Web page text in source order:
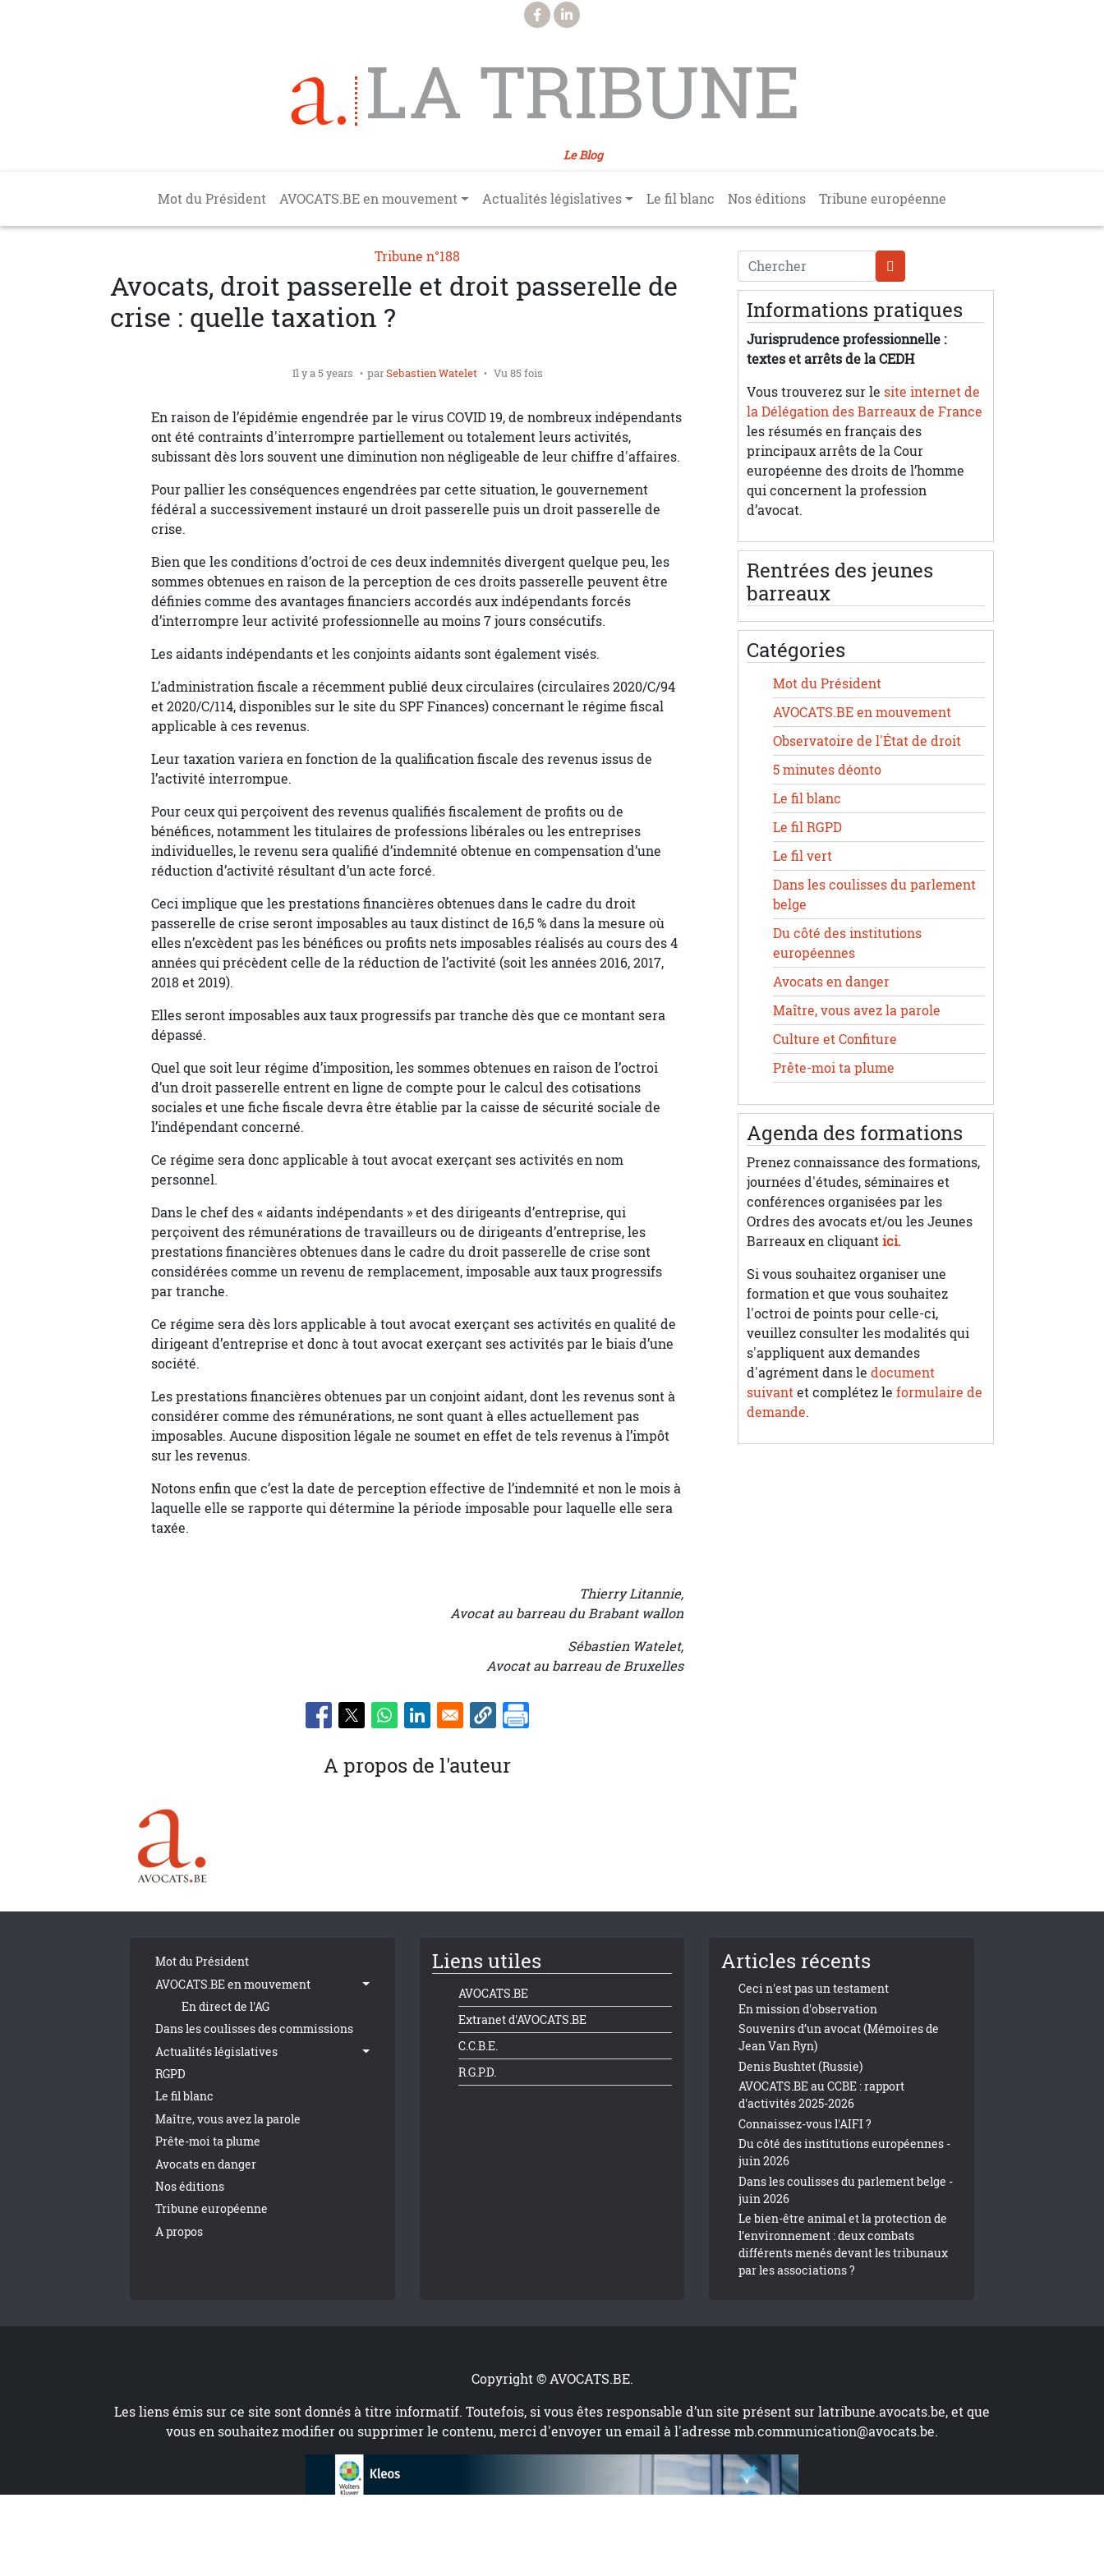
LA TRIBUNE
Le Blog
Main navigation
Mot du Président AVOCATS.BE en mouvement Actualités législatives Le fil blanc Nos éditions Tribune européenne
Tribune n°188
Avocats, droit passerelle et droit passerelle de
crise : quelle taxation ?
Il y a 5 years parSebastien Watelet Vu 85 fois
En raison de l’épidémie engendrée par le virus COVID 19, de nombreux indépendants
ont été contraints d'interrompre partiellement ou totalement leurs activités,
subissant dès lors souvent une diminution non négligeable de leur chiffre d'affaires.
Pour pallier les conséquences engendrées par cette situation, le gouvernement
fédéral a successivement instauré un droit passerelle puis un droit passerelle de
crise.
Bien que les conditions d’octroi de ces deux indemnités divergent quelque peu, les
sommes obtenues en raison de la perception de ces droits passerelle peuvent être
définies comme des avantages financiers accordés aux indépendants forcés
d’interrompre leur activité professionnelle au moins 7 jours consécutifs.
Les aidants indépendants et les conjoints aidants sont également visés.
L’administration fiscale a récemment publié deux circulaires (circulaires 2020/C/94
et 2020/C/114, disponibles sur le site du SPF Finances) concernant le régime fiscal
applicable à ces revenus.
Leur taxation variera en fonction de la qualification fiscale des revenus issus de
l’activité interrompue.
Pour ceux qui perçoivent des revenus qualifiés fiscalement de profits ou de
bénéfices, notamment les titulaires de professions libérales ou les entreprises
individuelles, le revenu sera qualifié d’indemnité obtenue en compensation d’une
réduction d’activité résultant d’un acte forcé.
Ceci implique que les prestations financières obtenues dans le cadre du droit
passerelle de crise seront imposables au taux distinct de 16,5 % dans la mesure où
elles n’excèdent pas les bénéfices ou profits nets imposables réalisés au cours des 4
années qui précèdent celle de la réduction de l’activité (soit les années 2016, 2017,
2018 et 2019).
Elles seront imposables aux taux progressifs par tranche dès que ce montant sera
dépassé.
Quel que soit leur régime d’imposition, les sommes obtenues en raison de l’octroi
d’un droit passerelle entrent en ligne de compte pour le calcul des cotisations
sociales et une fiche fiscale devra être établie par la caisse de sécurité sociale de
l’indépendant concerné.
Ce régime sera donc applicable à tout avocat exerçant ses activités en nom
personnel.
Dans le chef des « aidants indépendants » et des dirigeants d’entreprise, qui
perçoivent des rémunérations de travailleurs ou de dirigeants d’entreprise, les
prestations financières obtenues dans le cadre du droit passerelle de crise sont
considérées comme un revenu de remplacement, imposable aux taux progressifs
par tranche.
Ce régime sera dès lors applicable à tout avocat exerçant ses activités en qualité de
dirigeant d’entreprise et donc à tout avocat exerçant ses activités par le biais d’une
société.
Les prestations financières obtenues par un conjoint aidant, dont les revenus sont à
considérer comme des rémunérations, ne sont quant à elles actuellement pas
imposables. Aucune disposition légale ne soumet en effet de tels revenus à l’impôt
sur les revenus.
Notons enfin que c’est la date de perception effective de l’indemnité et non le mois à
laquelle elle se rapporte qui détermine la période imposable pour laquelle elle sera
taxée.
Thierry Litannie,
Avocat au barreau du Brabant wallon
Sébastien Watelet,
Avocat au barreau de Bruxelles
A propos de l'auteur
Chercher
Informations pratiques
Jurisprudence professionnelle :
textes et arrêts de la CEDH
Vous trouverez sur le site internet de
la Délégation des Barreaux de France
les résumés en français des
principaux arrêts de la Cour
européenne des droits de l’homme
qui concernent la profession
d’avocat.
Rentrées des jeunes
barreaux
Catégories
Mot du Président
AVOCATS.BE en mouvement
Observatoire de l'État de droit
5 minutes déonto
Le fil blanc
Le fil RGPD
Le fil vert
Dans les coulisses du parlement
belge
Du côté des institutions
européennes
Avocats en danger
Maître, vous avez la parole
Culture et Confiture
Prête-moi ta plume
Agenda des formations
Prenez connaissance des formations,
journées d'études, séminaires et
conférences organisées par les
Ordres des avocats et/ou les Jeunes
Barreaux en cliquantici.
Si vous souhaitez organiser une
formation et que vous souhaitez
l'octroi de points pour celle-ci,
veuillez consulter les modalités qui
s'appliquent aux demandes
d'agrément dans ledocument
suivantet complétez leformulaire de
demande.
Tribune Footer
Mot du Président
AVOCATS.BE en mouvement
En direct de l'AG
Dans les coulisses des commissions
Actualités législatives
RGPD
Le fil blanc
Maître, vous avez la parole
Prête-moi ta plume
Avocats en danger
Nos éditions
Tribune européenne
A propos
Liens utiles
AVOCATS.BE
Extranet d'AVOCATS.BE
C.C.B.E.
R.G.P.D.
Articles récents
Ceci n'est pas un testament
En mission d'observation
Souvenirs d’un avocat (Mémoires de
Jean Van Ryn)
Denis Bushtet (Russie)
AVOCATS.BE au CCBE : rapport
d'activités 2025-2026
Connaissez-vous l'AIFI ?
Du côté des institutions européennes -
juin 2026
Dans les coulisses du parlement belge -
juin 2026
Le bien-être animal et la protection de
l’environnement : deux combats
différents menés devant les tribunaux
par les associations ?
Copyright © AVOCATS.BE.
Les liens émis sur ce site sont donnés à titre informatif. Toutefois, si vous êtes responsable d’un site présent surlatribune.avocats.be, et que
vous en souhaitez modifier ou supprimer le contenu, merci d'envoyer un email à l'adresse mb.communication@avocats.be.